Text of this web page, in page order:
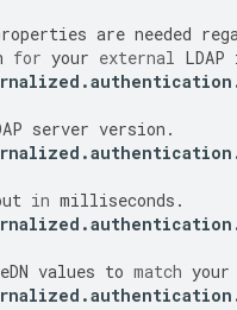
are needed
for your external LDAP
.authentication
server version .
.authentication
in milliseconds .
.authentication
values to match your
.authentication